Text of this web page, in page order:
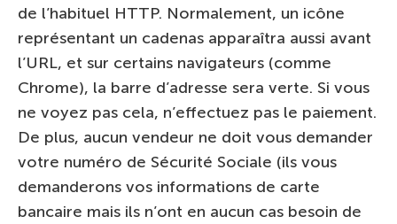
de l’habituel HTTP. Normalement, un icône
représentant un cadenas apparaîtra aussi avant
l’URL, et sur certains navigateurs (comme
Chrome), la barre d’adresse sera verte. Si vous
ne voyez pas cela, n’effectuez pas le paiement.
De plus, aucun vendeur ne doit vous demander
votre numéro de Sécurité Sociale (ils vous
demanderons vos informations de carte
bancaire mais ils n’ont en aucun cas besoin de